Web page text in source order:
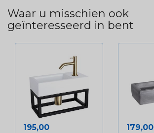
Waar u misschien ook
geïnteresseerd in bent
Prijs
195,00 Prijs
179,00